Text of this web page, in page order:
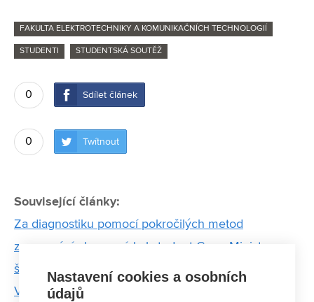
FAKULTA ELEKTROTECHNIKY A KOMUNIKAČNÍCH TECHNOLOGIÍ
STUDENTI STUDENTSKÁ SOUTĚŽ
0 Sdílet článek
0 Twítnout
Související články:
Za diagnostiku pomocí pokročilých metod
zpracování obrazu získal student Cenu Ministra
školství ČR
Vodní pára je nejúčinnějším skleníkovým plynem,
Nastavení cookies a osobních
údajů